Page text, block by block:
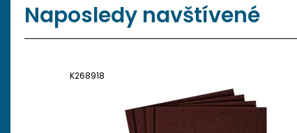
Naposledy navštívené
K268918